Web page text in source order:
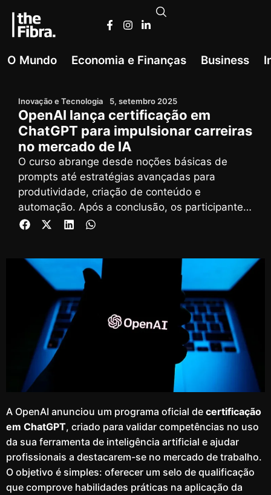
O Mundo Economia e Finanças Business
Inovação e Tecnologia 5, setembro 2025
OpenAI lança certificação em
ChatGPT para impulsionar carreiras
no mercado de IA
O curso abrange desde noções básicas de
prompts até estratégias avançadas para
produtividade, criação de conteúdo e
automação. Após a conclusão, os participantes
podem realizar um exame online, cujo
processos.
A OpenAI anunciou um programa oficial de certificação
em ChatGPT, criado para validar competências no uso
da sua ferramenta de inteligência artificial e ajudar
profissionais a destacarem-se no mercado de trabalho.
O objetivo é simples: oferecer um selo de qualificação
que comprove habilidades práticas na aplicação da